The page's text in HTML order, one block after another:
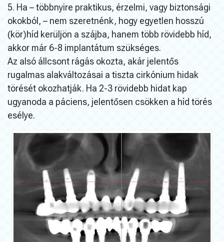
5. Ha – többnyire praktikus, érzelmi, vagy biztonsági
okokból, – nem szeretnénk, hogy egyetlen hosszú
(kör)híd kerüljön a szájba, hanem több rövidebb híd,
akkor már 6-8 implantátum szükséges.
Az alsó állcsont rágás okozta, akár jelentős
rugalmas alakváltozásai a tiszta cirkónium hidak
törését okozhatják. Ha 2-3 rövidebb hidat kap
ugyanoda a páciens, jelentősen csökken a híd törés
esélye.